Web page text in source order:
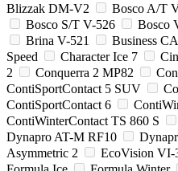
Blizzak DM-V2
Bosco A/T
Bosco S/T V-526
Bosco
Brina V-521
Business
Speed
Character Ice 7
2
Conquerra 2 MP82
ContiSportContact 5 SUV
ContiSportContact 6
ContiWinterContact TS 860 S
Dynapro AT-M RF10
Asymmetric 2
EcoVision VI-